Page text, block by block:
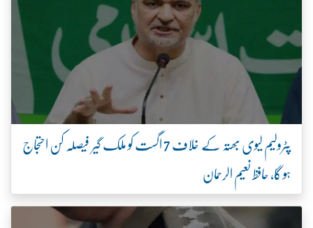
پٹرولیم لیوی بھتہ کے خلاف 7 اگست کو ملک گیر فیصلہ کن احتجاج
ہو گا، حافظ نعیم الرحمان